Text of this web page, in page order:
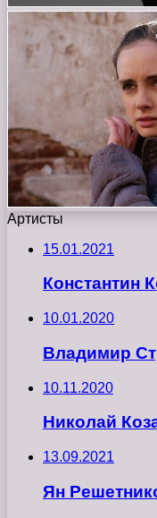
Артисты
15.01.2021
Константин
10.01.2020
Владимир
10.11.2020
Николай
13.09.2021
Ян